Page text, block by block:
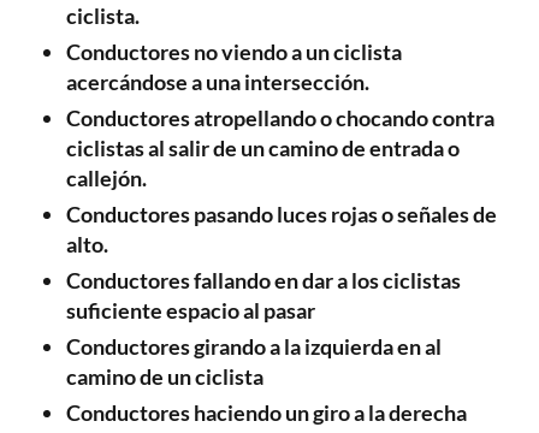
ciclista.
Conductores no viendo a un ciclista
acercándose a una intersección.
Conductores atropellando o chocando contra
ciclistas al salir de un camino de entrada o
callejón.
Conductores pasando luces rojas o señales de
alto.
Conductores fallando en dar a los ciclistas
suficiente espacio al pasar
Conductores girando a la izquierda en al
camino de un ciclista
Conductores haciendo un giro a la derecha